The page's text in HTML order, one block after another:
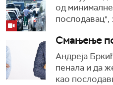
од
послодавац",
Смањење
Андреја
пенала и да
као